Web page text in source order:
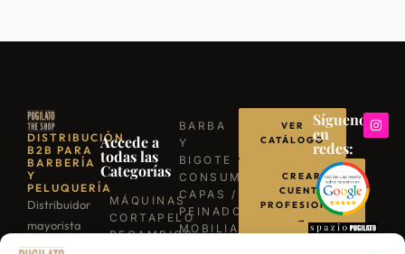
DISTRIBUCIÓN
B2B PARA
BARBERÍA
Y
PELUQUERÍA
Distribuidor
mayorista
para
Accede a
todas las
Categorías
MÁQUINAS
CORTAPELO
RECAMBIOS
BARBA
Y
BIGOTE
CONSUMIBLES
CAPAS /
PEINADORES
MOBILIARIO
VER
CATÁLOGO
CREAR
CUENTA
PROFESIONAL
→
Síguenos
en
redes: